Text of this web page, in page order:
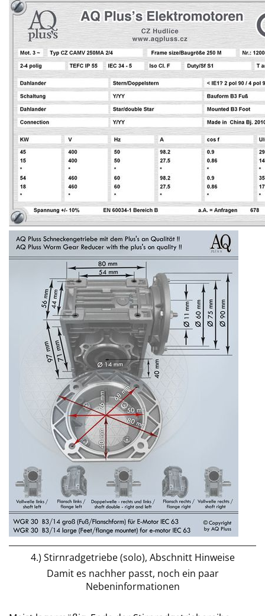
4.) Stirnradgetriebe (solo), Abschnitt Hinweise
Damit es nachher passt, noch ein paar
Nebeninformationen